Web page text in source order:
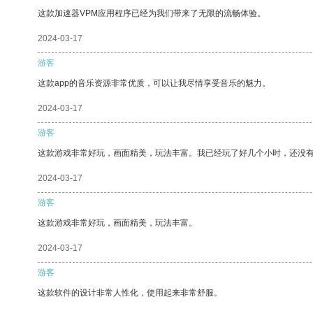
这款加速器VPM应用程序已经为我们带来了无限的流畅体验。
2024-03-17
游客
这款app的音乐资源非常优质，可以让我尽情享受音乐的魅力。
2024-03-17
游客
这款游戏非常好玩，画面精美，玩法丰富。我已经玩了好几个小时，还没
2024-03-17
游客
这款游戏非常好玩，画面精美，玩法丰富。
2024-03-17
游客
这款软件的设计非常人性化，使用起来非常舒服。